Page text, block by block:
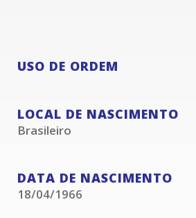
USO DE ORDEM
LOCAL DE NASCIMENTO
Brasileiro
DATA DE NASCIMENTO
18/04/1966